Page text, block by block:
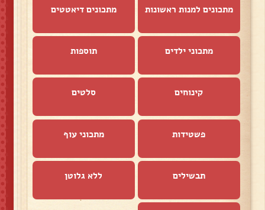
מתכונים למנות ראשונות מתכונים דיאטטים
מתכוני ילדים תוספות
קינוחים סלטים
פשטידות מתכוני עוף
תבשילים ללא גלוטן